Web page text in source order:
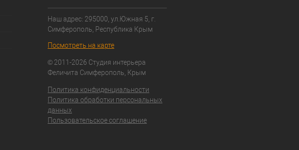
Наш адрес: 295000, ул.Южная 5, г.
Симферополь, Республика Крым
Посмотреть на карте
© 2011-2026 Студия интерьера
Феличита Симферополь, Крым
Политика конфиденциальности
Политика обработки персональных
данных
Пользовательское соглашение